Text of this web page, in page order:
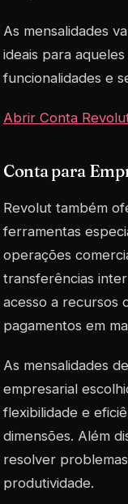
As mensalidades
ideais para
funcionalidades e
Abrir Conta
Conta para
Revolut também
ferramentas
operações
transferências
acesso a recursos
pagamentos em
As mensalidades
empresarial
flexibilidade e
dimensões. Além
resolver
produtividade.